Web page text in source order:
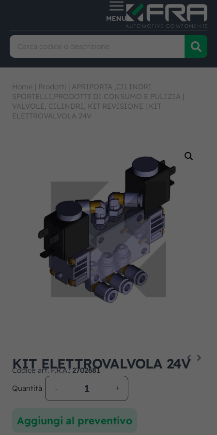
Home | Prodotti | APRIPORTA ,CILINDRI
SPORTELLI,PRODOTTI DI CONSUMO E PULIZIA |
VALVOLE, CILINDRI, KIT REVISIONE | KIT
ELETTROVALVOLA 24V
KIT ELETTROVALVOLA 24V
Codice art. F.R.A.: 2702681
Quantità
Aggiungi al preventivo